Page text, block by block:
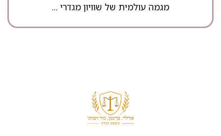
מגמה עולמית של שוויון מגדרי ...